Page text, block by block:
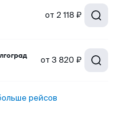
от 2 118 ₽
от 3 820 ₽
рейсов